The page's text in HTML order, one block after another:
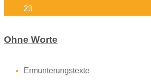
23
Ohne Worte
Ermunterungstexte